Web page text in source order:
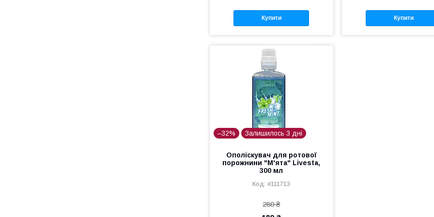
Купити Купити
–32% Залишилось 3 дні
Ополіскувач для ротової
порожнини "М'ята" Livesta,
300 мл
#111713
280 ₴